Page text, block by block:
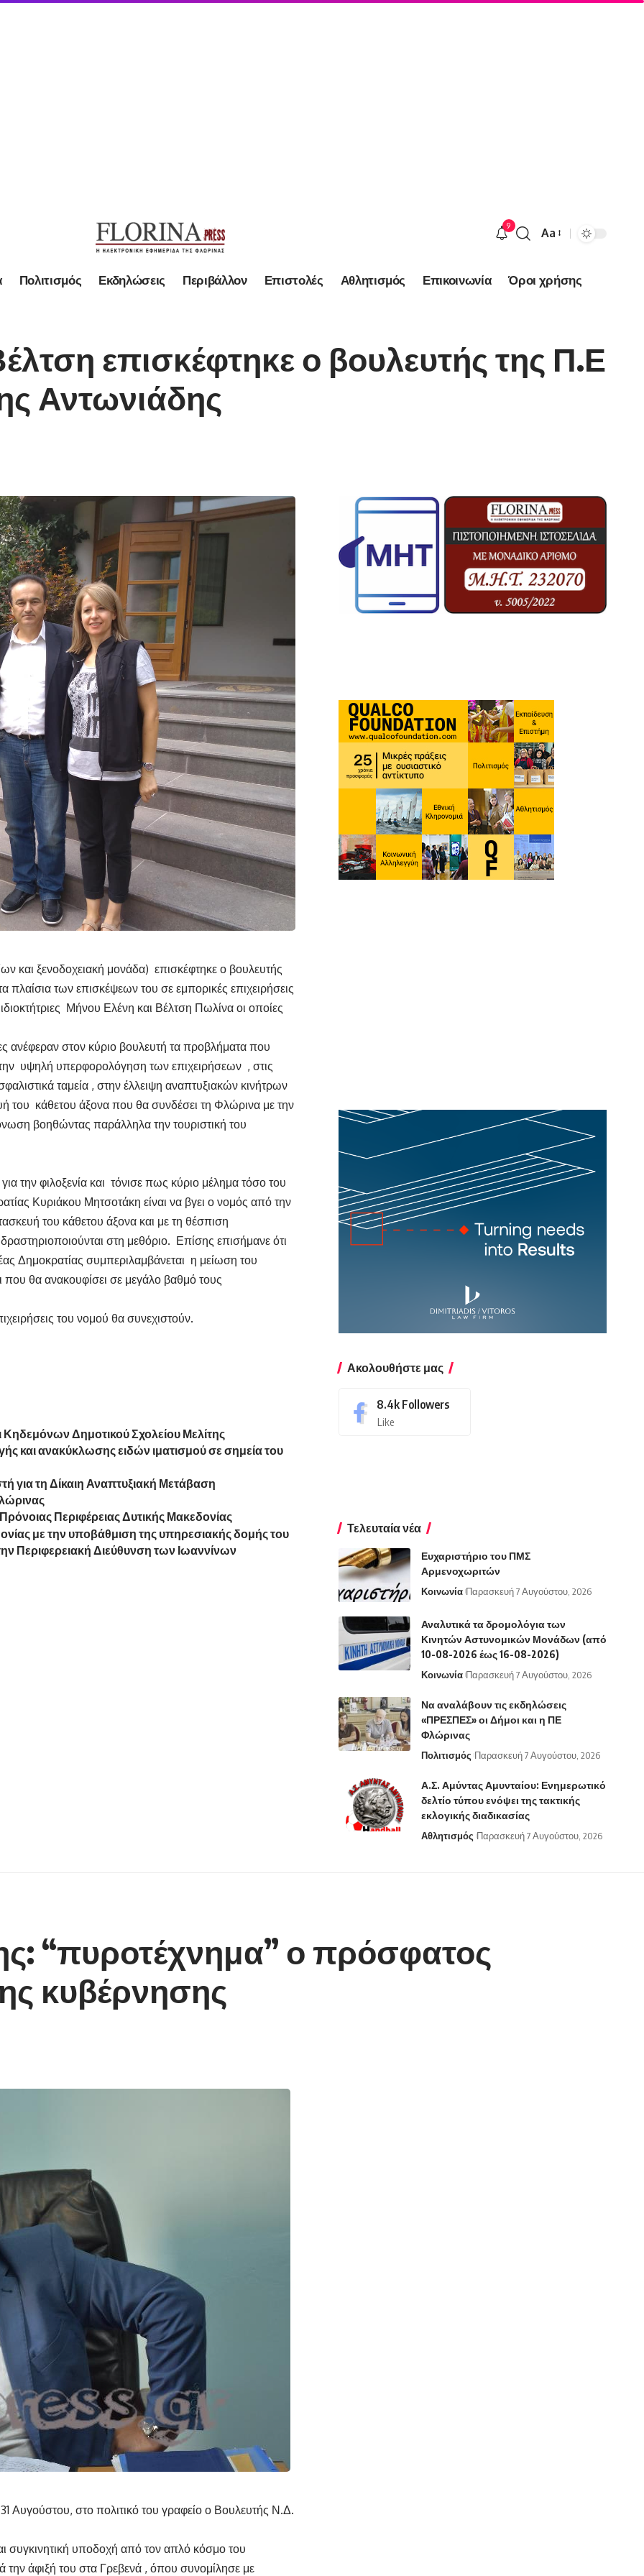
9
Font
Aa
Πολιτισμός Εκδηλώσεις Περιβάλλον Επιστολές Αθλητισμός Επικοινωνία Όροι χρήσης
επισκέφτηκε ο βουλευτής της Π.Ε
Αντωνιάδης
και ξενοδοχειακή μονάδα) επισκέφτηκε ο βουλευτής
των επισκέψεων του σε εμπορικές επιχειρήσεις
Μήνου Ελένη και Βέλτση Πωλίνα οι οποίες
ανέφεραν στον κύριο βουλευτή τα προβλήματα που
υψηλή υπερφορολόγηση των επιχειρήσεων , στις
ταμεία , στην έλλειψη αναπτυξιακών κινήτρων
του κάθετου άξονα που θα συνδέσει τη Φλώρινα με την
βοηθώντας παράλληλα την τουριστική του
την φιλοξενία και τόνισε πως κύριο μέλημα τόσο του
Κυριάκου Μητσοτάκη είναι να βγει ο νομός από την
του κάθετου άξονα και με τη θέσπιση
στη μεθόριο. Επίσης επισήμανε ότι
Δημοκρατίας συμπεριλαμβάνεται η μείωση του
που θα ανακουφίσει σε μεγάλο βαθμό τους
του νομού θα συνεχιστούν.
Δημοτικού Σχολείου Μελίτης
και ανακύκλωσης ειδών ιματισμού σε σημεία του
για τη Δίκαιη Αναπτυξιακή Μετάβαση
Περιφέρειας Δυτικής Μακεδονίας
με την υποβάθμιση της υπηρεσιακής δομής του
Διεύθυνση των Ιωαννίνων
Ακολουθήστε μας
8.4k Followers
Like
Τελευταία νέα
Ευχαριστήριο του ΠΜΣ
Αρμενοχωριτών
Κοινωνία Παρασκευή 7 Αυγούστου, 2026
Αναλυτικά τα δρομολόγια των
Κινητών Αστυνομικών Μονάδων (από
10-08-2026 έως 16-08-2026)
Κοινωνία Παρασκευή 7 Αυγούστου, 2026
Να αναλάβουν τις εκδηλώσεις
«ΠΡΕΣΠΕΣ» οι Δήμοι και η ΠΕ
Φλώρινας
Πολιτισμός Παρασκευή 7 Αυγούστου, 2026
Α.Σ. Αμύντας Αμυνταίου: Ενημερωτικό
δελτίο τύπου ενόψει της τακτικής
εκλογικής διαδικασίας
Αθλητισμός Παρασκευή 7 Αυγούστου, 2026
“πυροτέχνημα” ο πρόσφατος
κυβέρνησης
Αυγούστου, στο πολιτικό του γραφείο ο Βουλευτής Ν.Δ.
συγκινητική υποδοχή από τον απλό κόσμο του
άφιξή του στα Γρεβενά , όπου συνομίλησε με